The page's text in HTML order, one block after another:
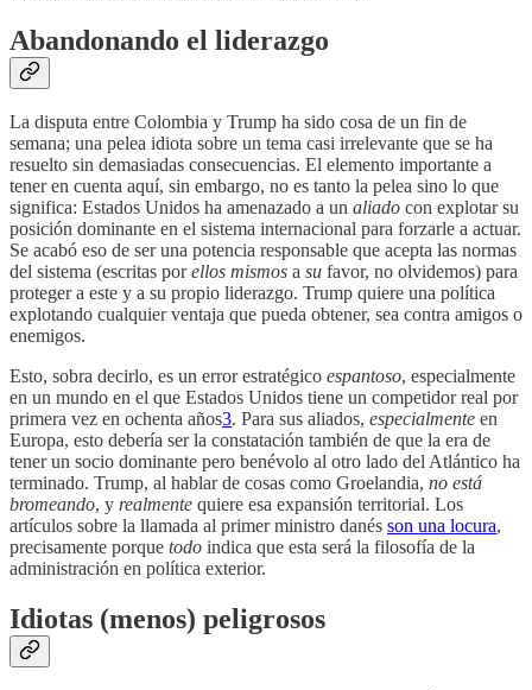
Abandonando el liderazgo
La disputa entre Colombia y Trump ha sido cosa de un fin de
semana; una pelea idiota sobre un tema casi irrelevante que se ha
resuelto sin demasiadas consecuencias. El elemento importante a
tener en cuenta aquí, sin embargo, no es tanto la pelea sino lo que
significa: Estados Unidos ha amenazado a un aliado con explotar su
posición dominante en el sistema internacional para forzarle a actuar.
Se acabó eso de ser una potencia responsable que acepta las normas
del sistema (escritas porellos mismos a su favor, no olvidemos) para
proteger a este y a su propio liderazgo. Trump quiere una política
explotando cualquier ventaja que pueda obtener, sea contra amigos o
enemigos.
Esto, sobra decirlo, es un error estratégico espantoso, especialmente
en un mundo en el que Estados Unidos tiene un competidor real por
primera vez en ochenta años3. Para sus aliados, especialmente en
Europa, esto debería ser la constatación también de que la era de
tener un socio dominante pero benévolo al otro lado del Atlántico ha
terminado. Trump, al hablar de cosas como Groelandia, no está
bromeando, y realmente quiere esa expansión territorial. Los
artículos sobre la llamada al primer ministro danés son una locura,
precisamente porque todo indica que esta será la filosofía de la
administración en política exterior.
Idiotas (menos) peligrosos